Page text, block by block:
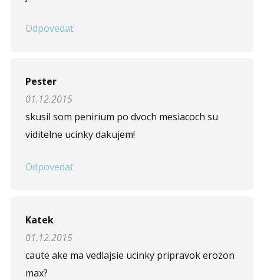
Odpovedať
Pester
01.12.2015
skusil som penirium po dvoch mesiacoch su
viditelne ucinky dakujem!
Odpovedať
Katek
01.12.2015
caute ake ma vedlajsie ucinky pripravok erozon
max?